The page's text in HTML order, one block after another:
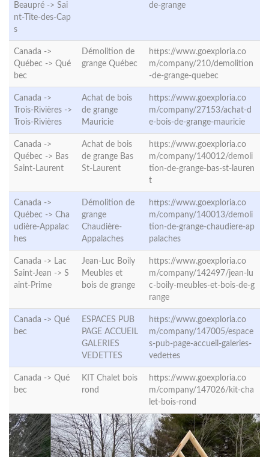
Beaupré -> Sai
nt-Tite-des-Cap
s
de-grange
Canada ->
Québec -> Qué
bec
Démolition de
grange Québec
https://www.goexploria.co
m/company/210/demolition
-de-grange-quebec
Canada ->
Trois-Rivières ->
Trois-Rivières
Achat de bois
de grange
Mauricie
https://www.goexploria.co
m/company/27153/achat-d
e-bois-de-grange-mauricie
Canada ->
Québec -> Bas
Saint-Laurent
Achat de bois
de grange Bas
St-Laurent
https://www.goexploria.co
m/company/140012/demoli
tion-de-grange-bas-st-lauren
t
Canada ->
Québec -> Cha
udière-Appalac
hes
Démolition de
grange
Chaudière-
Appalaches
https://www.goexploria.co
m/company/140013/demoli
tion-de-grange-chaudiere-ap
palaches
Canada -> Lac
Saint-Jean -> S
aint-Prime
Jean-Luc Boily
Meubles et
bois de grange
https://www.goexploria.co
m/company/142497/jean-lu
c-boily-meubles-et-bois-de-g
range
Canada -> Qué
bec
ESPACES PUB
PAGE ACCUEIL
GALERIES
VEDETTES
https://www.goexploria.co
m/company/147005/espace
s-pub-page-accueil-galeries-
vedettes
Canada -> Qué
bec
KIT Chalet bois
rond
https://www.goexploria.co
m/company/147026/kit-cha
let-bois-rond